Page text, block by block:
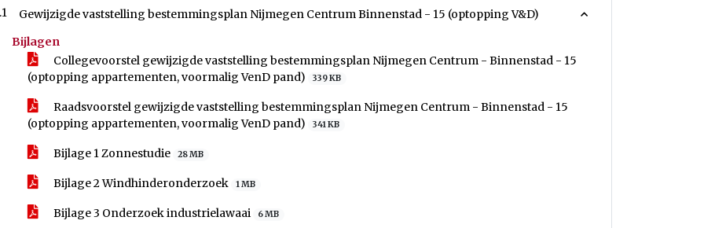
Gewijzigde vaststelling bestemmingsplan Nijmegen Centrum Binnenstad - 15 (optopping V&D)
Bijlagen
Collegevoorstel gewijzigde vaststelling bestemmingsplan Nijmegen Centrum - Binnenstad - 15
(optopping appartementen, voormalig VenD pand)
339 KB
Raadsvoorstel gewijzigde vaststelling bestemmingsplan Nijmegen Centrum - Binnenstad - 15
(optopping appartementen, voormalig VenD pand)
341 KB
Bijlage 1 Zonnestudie 28 MB
Bijlage 2 Windhinderonderzoek 1 MB
Bijlage 3 Onderzoek industrielawaai 6 MB